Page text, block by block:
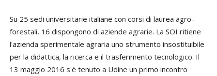
Su 25 sedi universitarie italiane con corsi di laurea agro-
forestali, 16 dispongono di aziende agrarie. La SOI ritiene
l'azienda sperimentale agraria uno strumento insostituibile
per la didattica, la ricerca e il trasferimento tecnologico. Il
13 maggio 2016 s'è tenuto a Udine un primo incontro